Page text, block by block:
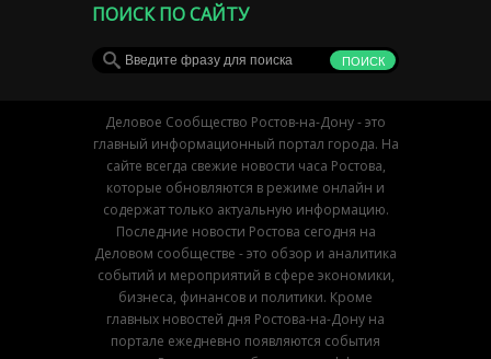
ПОИСК ПО САЙТУ
Деловое Сообщество Ростов-на-Дону - это
главный информационный портал города. На
сайте всегда свежие новости часа Ростова,
которые обновляются в режиме онлайн и
содержат только актуальную информацию.
Последние новости Ростова сегодня на
Деловом сообществе - это обзор и аналитика
событий и мероприятий в сфере экономики,
бизнеса, финансов и политики. Кроме
главных новостей дня Ростова-на-Дону на
портале ежедневно появляются события